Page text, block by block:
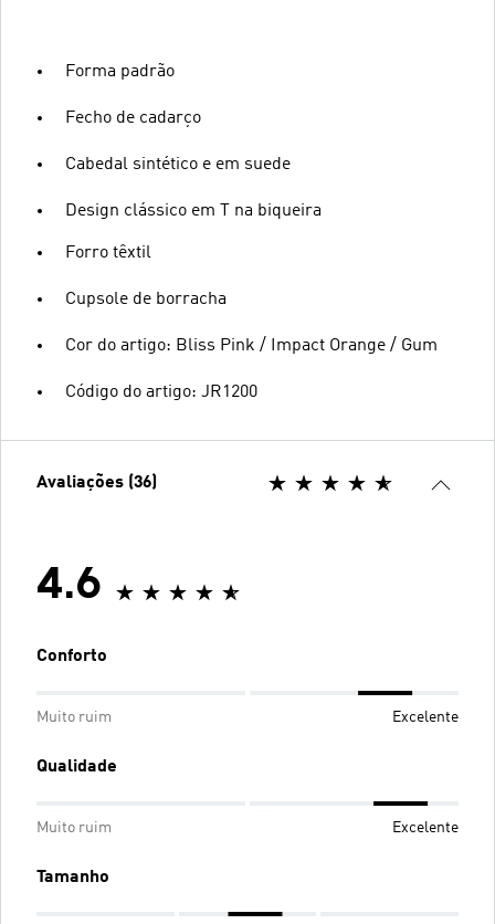
Forma padrão
Fecho de cadarço
Cabedal sintético e em suede
Design clássico em T na biqueira
Forro têxtil
Cupsole de borracha
Cor do artigo: Bliss Pink / Impact Orange / Gum
Código do artigo: JR1200
Avaliações (36)
4.6
Conforto
Muito ruim Excelente
Qualidade
Muito ruim Excelente
Tamanho